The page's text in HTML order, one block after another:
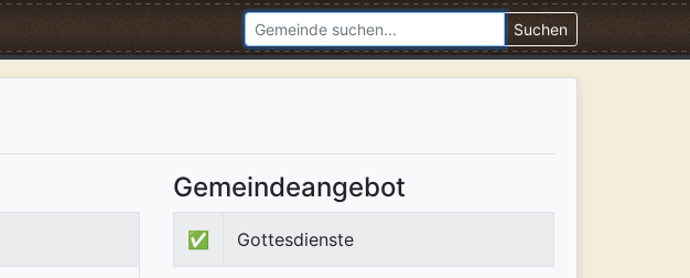
Suchen
Gemeindeangebot
✅ Gottesdienste